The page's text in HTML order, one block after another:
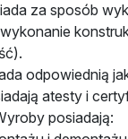
za sposób
odpowiednią
atesty i
posiadają: